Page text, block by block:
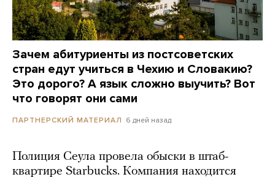
Зачем абитуриенты из постсоветских
стран едут учиться в Чехию и Словакию?
Это дорого? А язык сложно выучить? Вот
что говорят они сами
ПАРТНЕРСКИЙ МАТЕРИАЛ 6 дней назад
Полиция Сеула провела обыски в штаб-
квартире Starbucks. Компания находится